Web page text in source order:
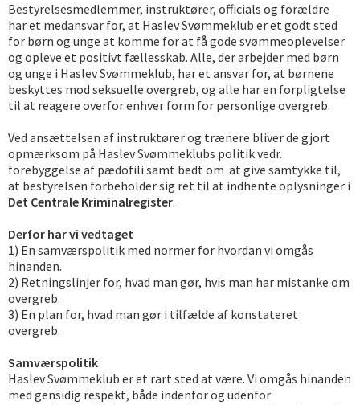
Bestyrelsesmedlemmer, instruktører, officials og forældre
har et medansvar for, at Haslev Svømmeklub er et godt sted
for børn og unge at komme for at få gode svømmeoplevelser
og opleve et positivt fællesskab. Alle, der arbejder med børn
og unge i Haslev Svømmeklub, har et ansvar for, at børnene
beskyttes mod seksuelle overgreb, og alle har en forpligtelse
til at reagere overfor enhver form for personlige overgreb.
Ved ansættelsen af instruktører og trænere bliver de gjort
opmærksom på Haslev Svømmeklubs politik vedr.
forebyggelse af pædofili samt bedt om at give samtykke til,
at bestyrelsen forbeholder sig ret til at indhente oplysninger i
Det Centrale Kriminalregister.
Derfor har vi vedtaget
1) En samværspolitik med normer for hvordan vi omgås
hinanden.
2) Retningslinjer for, hvad man gør, hvis man har mistanke om
overgreb.
3) En plan for, hvad man gør i tilfælde af konstateret
overgreb.
Samværspolitik
Haslev Svømmeklub er et rart sted at være. Vi omgås hinanden
med gensidig respekt, både indenfor og udenfor